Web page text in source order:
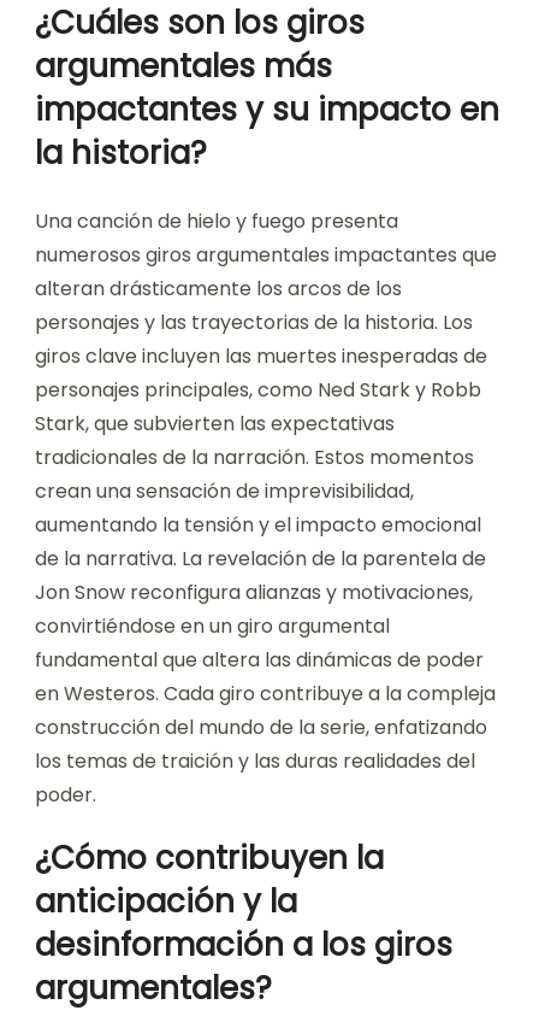
¿Cuáles son los giros
argumentales más
impactantes y su impacto en
la historia?
Una canción de hielo y fuego presenta
numerosos giros argumentales impactantes que
alteran drásticamente los arcos de los
personajes y las trayectorias de la historia. Los
giros clave incluyen las muertes inesperadas de
personajes principales, como Ned Stark y Robb
Stark, que subvierten las expectativas
tradicionales de la narración. Estos momentos
crean una sensación de imprevisibilidad,
aumentando la tensión y el impacto emocional
de la narrativa. La revelación de la parentela de
Jon Snow reconfigura alianzas y motivaciones,
convirtiéndose en un giro argumental
fundamental que altera las dinámicas de poder
en Westeros. Cada giro contribuye a la compleja
construcción del mundo de la serie, enfatizando
los temas de traición y las duras realidades del
poder.
¿Cómo contribuyen la
anticipación y la
desinformación a los giros
argumentales?